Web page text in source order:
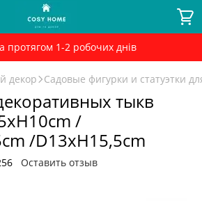
протягом 1-2 робочих днів
декор Садовые фигурки и статуэтки
тыкв
/
/D13xH15,5cm
Оставить отзыв